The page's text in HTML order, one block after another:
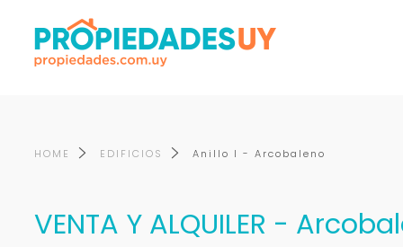
HOME EDIFICIOS Anillo l - Arcobaleno
VENTA Y ALQUILER -